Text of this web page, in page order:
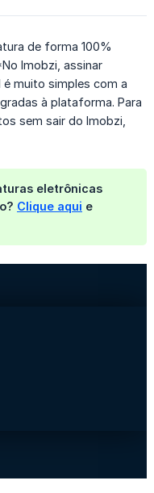
de forma 100%
Imobzi, assinar
muito simples com a
à plataforma. Para
sem sair do Imobzi,
eletrônicas
Clique aqui e